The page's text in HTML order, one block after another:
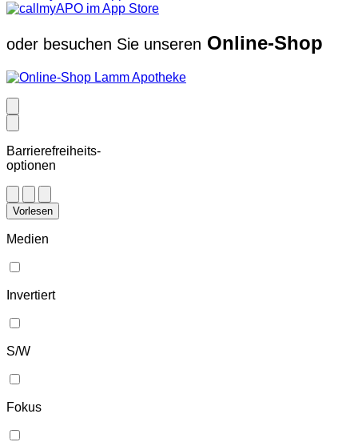
oder besuchen Sie unseren Online-Shop
Barrierefreiheits-
optionen
Vorlesen
Medien
Invertiert
S/W
Fokus